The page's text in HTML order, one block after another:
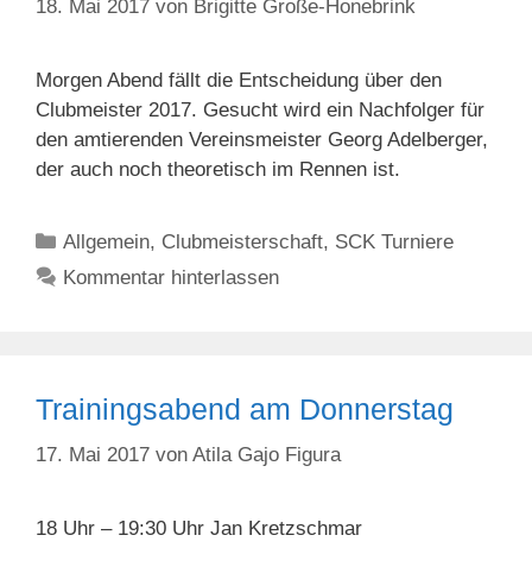
18. Mai 2017 von Brigitte Große-Honebrink
Morgen Abend fällt die Entscheidung über den
Clubmeister 2017. Gesucht wird ein Nachfolger für
den amtierenden Vereinsmeister Georg Adelberger,
der auch noch theoretisch im Rennen ist.
Kategorien
Allgemein, Clubmeisterschaft, SCK Turniere
Kommentar hinterlassen
Trainingsabend am Donnerstag
17. Mai 2017 von Atila Gajo Figura
18 Uhr – 19:30 Uhr Jan Kretzschmar